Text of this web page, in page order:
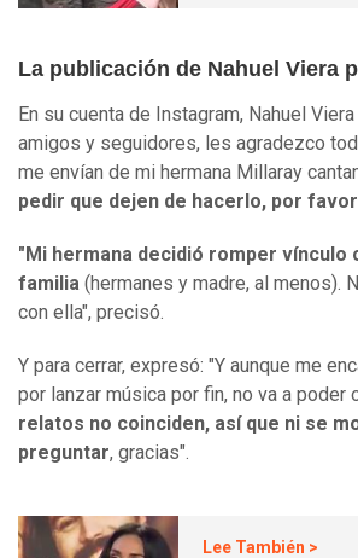
La publicación de Nahuel Viera
En su cuenta de Instagram, Nahuel
amigos y seguidores, les agradezco
me envían de mi hermana Millaray
pedir que dejen de hacerlo, por favor
"Mi hermana decidió romper vínculo
familia (hermanes y madre, al menos).
con ella", precisó.
Y para cerrar, expresó: "Y aunque me
por lanzar música por fin, no va a poder
relatos no coinciden, así que ni se
preguntar, gracias".
Lee También >